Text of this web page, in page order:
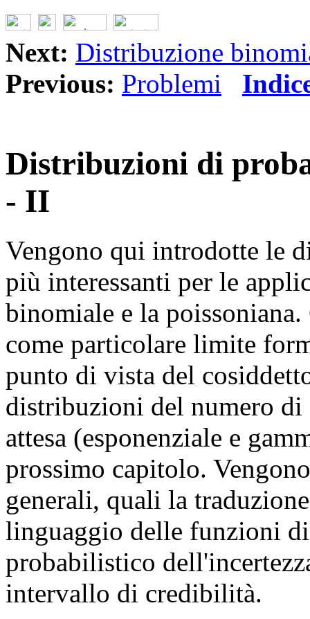
Next: Distribuzione
Previous: Problemi
Distribuzioni di
- II
Vengono qui introdotte le
più interessanti per le
binomiale e la
come particolare limite
punto di vista del
distribuzioni del numero
attesa (esponenziale e
prossimo capitolo.
generali, quali la
linguaggio delle funzioni
probabilistico
intervallo di credibilità.